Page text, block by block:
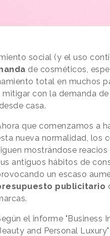
social (y el uso
de cosméticos,
total en muchos
con la demanda
desde casa.
que comenzamos a
nueva normalidad, los
mostrándose reacios
antiguos hábitos de
un escaso
publicitario
el informe "Business
and Personal